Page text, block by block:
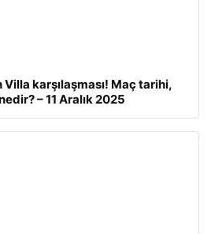
Villa karşılaşması! Maç tarihi,
– 11 Aralık 2025